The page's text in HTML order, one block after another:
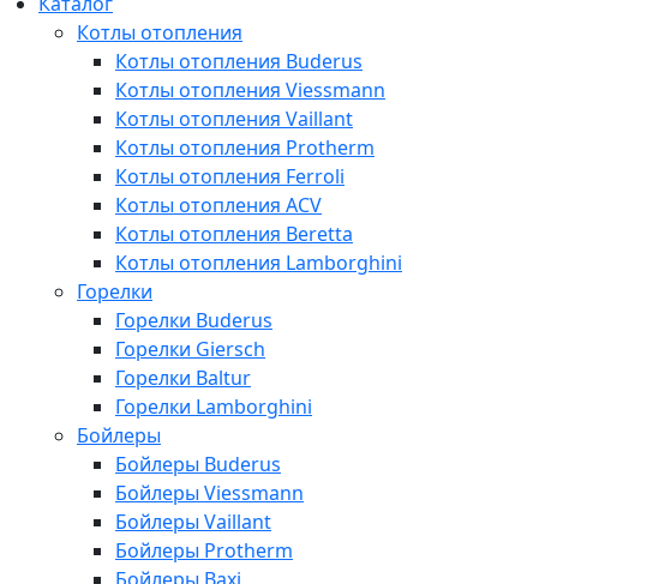
Котлы отопления
Котлы отопления Buderus
Котлы отопления Viessmann
Котлы отопления Vaillant
Котлы отопления Protherm
Котлы отопления Ferroli
Котлы отопления ACV
Котлы отопления Beretta
Котлы отопления Lamborghini
Горелки
Горелки Buderus
Горелки Giersch
Горелки Baltur
Горелки Lamborghini
Бойлеры
Бойлеры Buderus
Бойлеры Viessmann
Бойлеры Vaillant
Бойлеры Protherm